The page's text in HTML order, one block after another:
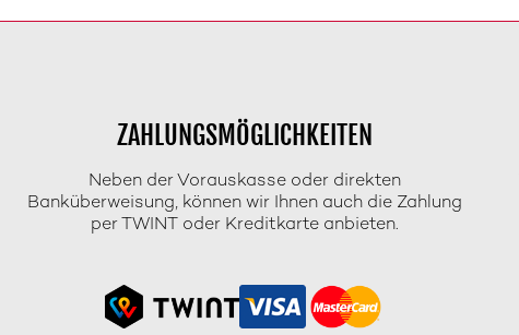
ZAHLUNGSMÖGLICHKEITEN
Neben der Vorauskasse oder direkten
Banküberweisung, können wir Ihnen auch die Zahlung
per TWINT oder Kreditkarte anbieten.